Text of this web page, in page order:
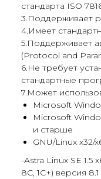
стандарта ISO
3.Поддерживает
4.Имеет
5.Поддерживает
(Protocol and
6.Не требует
стандартные
7.Может
Microsoft
Microsoft
и старше
GNU/Linux x32/
-Astra Linux SE
8С, 1С+) версия 8.1